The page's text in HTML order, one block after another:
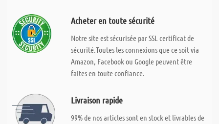
Acheter en toute sécurité
Notre site est sécurisée par SSL certificat de
sécurité.Toutes les connexions que ce soit via
Amazon, Facebook ou Google peuvent être
faites en toute confiance.
Livraison rapide
99% de nos articles sont en stock et livrables de